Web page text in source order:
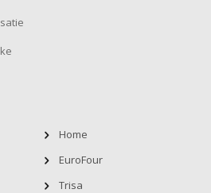
Home
EuroFour
Trisa